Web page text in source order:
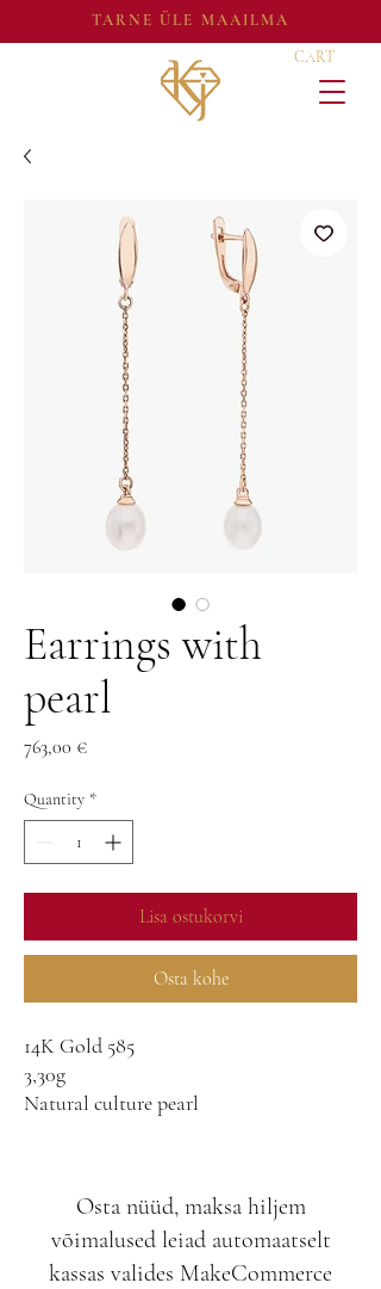
TARNE ÜLE MAAILMA
CART
Earrings with
pearl
763,00 €Price
Quantity *
Lisa ostukorvi
Osta kohe
14K Gold 585
3,30g
Natural culture pearl
Osta nüüd, maksa hiljem
võimalused leiad automaatselt
kassas valides MakeCommerce